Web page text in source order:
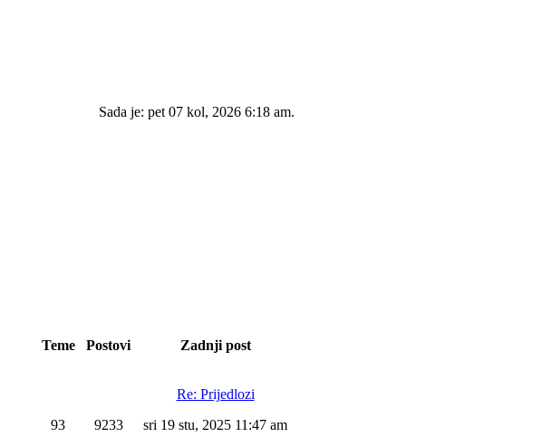
Sada je: pet 07 kol, 2026 6:18 am.
Teme Postovi
Zadnji post
93 9233
Re: Prijedlozi
sri 19 stu, 2025 11:47 am